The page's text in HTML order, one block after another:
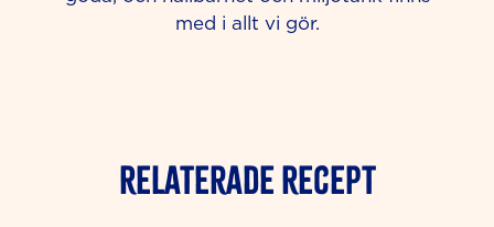
med i allt vi gör.
Relaterade Recept